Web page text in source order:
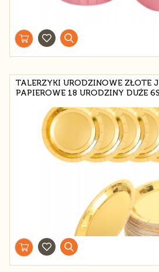
TALERZYKI URODZINOWE ZŁOTE
PAPIEROWE 18 URODZINY DUŻE